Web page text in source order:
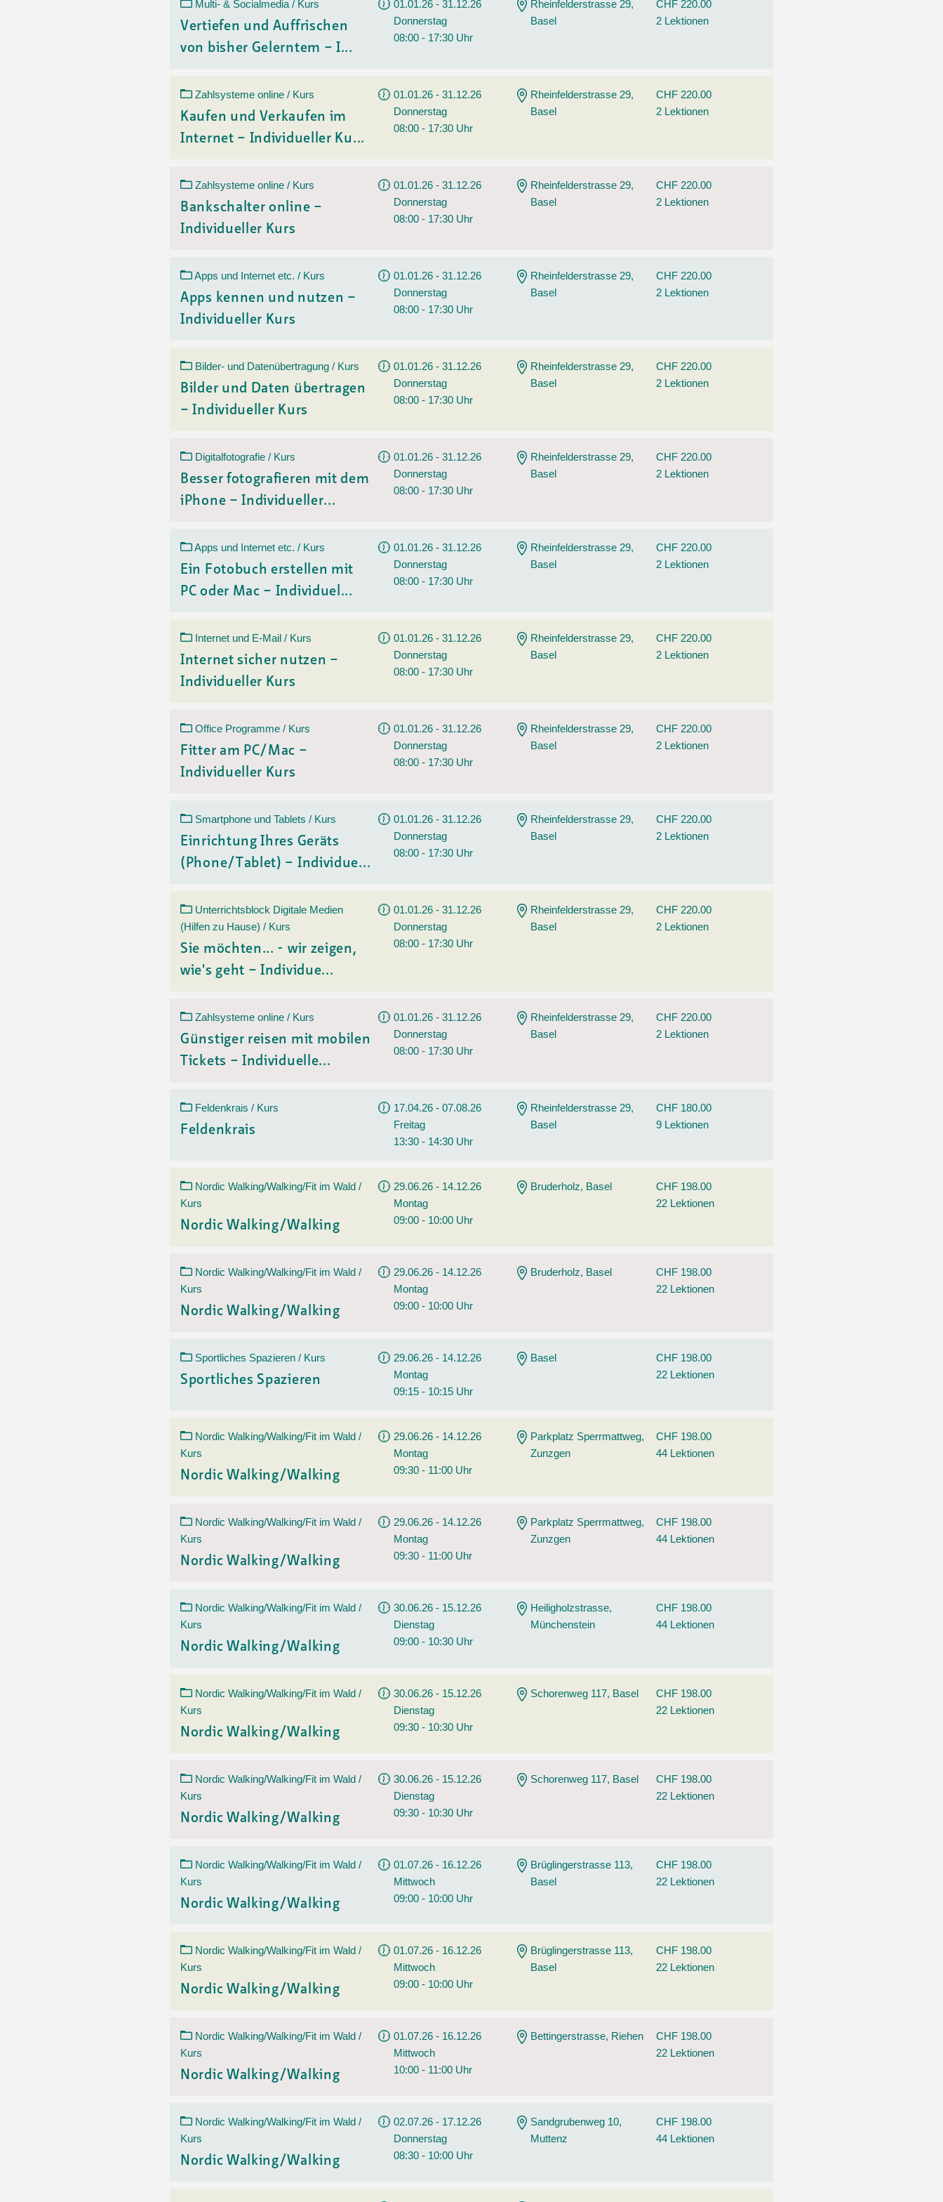
Altersstrategien und Leitbilder
Privatstunden und Support
Weitere Angebote
AGB
Multi- & Socialmedia / Kurs
Vertiefen und Auffrischen
von bisher Gelerntem – I...
01.01.26 - 31.12.26
Donnerstag
08:00 - 17:30 Uhr
Rheinfelderstrasse 29,
Basel
CHF 220.00
2 Lektionen
Zahlsysteme online / Kurs
Kaufen und Verkaufen im
Internet – Individueller Ku...
01.01.26 - 31.12.26
Donnerstag
08:00 - 17:30 Uhr
Rheinfelderstrasse 29,
Basel
CHF 220.00
2 Lektionen
Zahlsysteme online / Kurs
Bankschalter online –
Individueller Kurs
01.01.26 - 31.12.26
Donnerstag
08:00 - 17:30 Uhr
Rheinfelderstrasse 29,
Basel
CHF 220.00
2 Lektionen
Apps und Internet etc. / Kurs
Apps kennen und nutzen –
Individueller Kurs
01.01.26 - 31.12.26
Donnerstag
08:00 - 17:30 Uhr
Rheinfelderstrasse 29,
Basel
CHF 220.00
2 Lektionen
Bilder- und Datenübertragung / Kurs
Bilder und Daten übertragen
– Individueller Kurs
01.01.26 - 31.12.26
Donnerstag
08:00 - 17:30 Uhr
Rheinfelderstrasse 29,
Basel
CHF 220.00
2 Lektionen
Digitalfotografie / Kurs
Besser fotografieren mit dem
iPhone – Individueller...
01.01.26 - 31.12.26
Donnerstag
08:00 - 17:30 Uhr
Rheinfelderstrasse 29,
Basel
CHF 220.00
2 Lektionen
Apps und Internet etc. / Kurs
Ein Fotobuch erstellen mit
PC oder Mac – Individuel...
01.01.26 - 31.12.26
Donnerstag
08:00 - 17:30 Uhr
Rheinfelderstrasse 29,
Basel
CHF 220.00
2 Lektionen
Internet und E-Mail / Kurs
Internet sicher nutzen –
Individueller Kurs
01.01.26 - 31.12.26
Donnerstag
08:00 - 17:30 Uhr
Rheinfelderstrasse 29,
Basel
CHF 220.00
2 Lektionen
Office Programme / Kurs
Fitter am PC/Mac –
Individueller Kurs
01.01.26 - 31.12.26
Donnerstag
08:00 - 17:30 Uhr
Rheinfelderstrasse 29,
Basel
CHF 220.00
2 Lektionen
Smartphone und Tablets / Kurs
Einrichtung Ihres Geräts
(Phone/Tablet) – Individue...
01.01.26 - 31.12.26
Donnerstag
08:00 - 17:30 Uhr
Rheinfelderstrasse 29,
Basel
CHF 220.00
2 Lektionen
Unterrichtsblock Digitale Medien
(Hilfen zu Hause) / Kurs
Sie möchten... - wir zeigen,
wie's geht – Individue...
01.01.26 - 31.12.26
Donnerstag
08:00 - 17:30 Uhr
Rheinfelderstrasse 29,
Basel
CHF 220.00
2 Lektionen
Zahlsysteme online / Kurs
Günstiger reisen mit mobilen
Tickets – Individuelle...
01.01.26 - 31.12.26
Donnerstag
08:00 - 17:30 Uhr
Rheinfelderstrasse 29,
Basel
CHF 220.00
2 Lektionen
Feldenkrais / Kurs
Feldenkrais
17.04.26 - 07.08.26
Freitag
13:30 - 14:30 Uhr
Rheinfelderstrasse 29,
Basel
CHF 180.00
9 Lektionen
Nordic Walking/Walking/Fit im Wald /
Kurs
Nordic Walking/Walking
29.06.26 - 14.12.26
Montag
09:00 - 10:00 Uhr
Bruderholz, Basel
CHF 198.00
22 Lektionen
Nordic Walking/Walking/Fit im Wald /
Kurs
Nordic Walking/Walking
29.06.26 - 14.12.26
Montag
09:00 - 10:00 Uhr
Bruderholz, Basel
CHF 198.00
22 Lektionen
Sportliches Spazieren / Kurs
Sportliches Spazieren
29.06.26 - 14.12.26
Montag
09:15 - 10:15 Uhr
Basel
CHF 198.00
22 Lektionen
Nordic Walking/Walking/Fit im Wald /
Kurs
Nordic Walking/Walking
29.06.26 - 14.12.26
Montag
09:30 - 11:00 Uhr
Parkplatz Sperrmattweg,
Zunzgen
CHF 198.00
44 Lektionen
Nordic Walking/Walking/Fit im Wald /
Kurs
Nordic Walking/Walking
29.06.26 - 14.12.26
Montag
09:30 - 11:00 Uhr
Parkplatz Sperrmattweg,
Zunzgen
CHF 198.00
44 Lektionen
Nordic Walking/Walking/Fit im Wald /
Kurs
Nordic Walking/Walking
30.06.26 - 15.12.26
Dienstag
09:00 - 10:30 Uhr
Heiligholzstrasse,
Münchenstein
CHF 198.00
44 Lektionen
Nordic Walking/Walking/Fit im Wald /
Kurs
Nordic Walking/Walking
30.06.26 - 15.12.26
Dienstag
09:30 - 10:30 Uhr
Schorenweg 117, Basel
CHF 198.00
22 Lektionen
Nordic Walking/Walking/Fit im Wald /
Kurs
Nordic Walking/Walking
30.06.26 - 15.12.26
Dienstag
09:30 - 10:30 Uhr
Schorenweg 117, Basel
CHF 198.00
22 Lektionen
Nordic Walking/Walking/Fit im Wald /
Kurs
Nordic Walking/Walking
01.07.26 - 16.12.26
Mittwoch
09:00 - 10:00 Uhr
Brüglingerstrasse 113,
Basel
CHF 198.00
22 Lektionen
Nordic Walking/Walking/Fit im Wald /
Kurs
Nordic Walking/Walking
01.07.26 - 16.12.26
Mittwoch
09:00 - 10:00 Uhr
Brüglingerstrasse 113,
Basel
CHF 198.00
22 Lektionen
Nordic Walking/Walking/Fit im Wald /
Kurs
Nordic Walking/Walking
01.07.26 - 16.12.26
Mittwoch
10:00 - 11:00 Uhr
Bettingerstrasse, Riehen
CHF 198.00
22 Lektionen
Nordic Walking/Walking/Fit im Wald /
Kurs
Nordic Walking/Walking
02.07.26 - 17.12.26
Donnerstag
08:30 - 10:00 Uhr
Sandgrubenweg 10,
Muttenz
CHF 198.00
44 Lektionen